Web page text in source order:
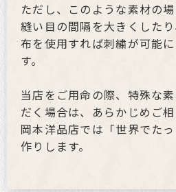
ただし、このような素材の
縫い目の間隔を大きくした
布を使用すれば刺繍が可能
す。
当店をご用命の際、特殊な
だく場合は、あらかじめご相
岡本洋品店では「世界でた
作りします。